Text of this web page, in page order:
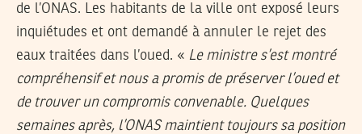
de l’ONAS. Les habitants de la ville ont exposé leurs
inquiétudes et ont demandé à annuler le rejet des
eaux traitées dans l’oued. « Le ministre s’est montré
compréhensif et nous a promis de préserver l’oued et
de trouver un compromis convenable. Quelques
semaines après, l’ONAS maintient toujours sa position